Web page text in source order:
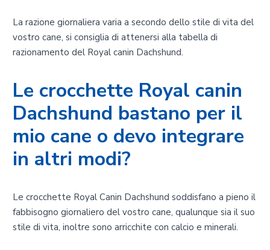
La razione giornaliera varia a secondo dello stile di vita del
vostro cane, si consiglia di attenersi alla tabella di
razionamento del Royal canin Dachshund.
Le crocchette Royal canin
Dachshund bastano per il
mio cane o devo integrare
in altri modi?
Le crocchette Royal Canin Dachshund soddisfano a pieno il
fabbisogno giornaliero del vostro cane, qualunque sia il suo
stile di vita, inoltre sono arricchite con calcio e minerali.